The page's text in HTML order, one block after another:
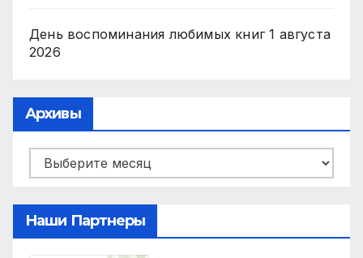
День воспоминания любимых книг 1 августа
2026
Архивы
Архивы
Наши Партнеры